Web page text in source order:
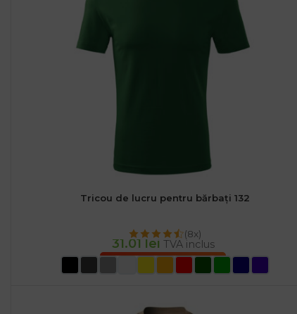
Tricou de lucru pentru bărbați 132
(8x)
31.01 lei TVA inclus